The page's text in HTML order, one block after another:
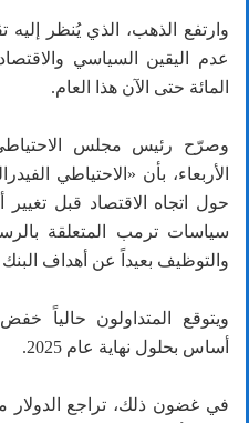
وارتفع الذهب، الذي يُنظر
المائة حتى الآن هذا العام.
وصرّح رئيس مجلس الاحتياطي
الأربعاء، بأن «الاحتياطي
حول اتجاه الاقتصاد قبل
سياسات ترمب المتعلقة
والتوظيف بعيداً عن أهداف
أساس بحلول نهاية عام 2025.
في غضون ذلك، تراجع الدولار